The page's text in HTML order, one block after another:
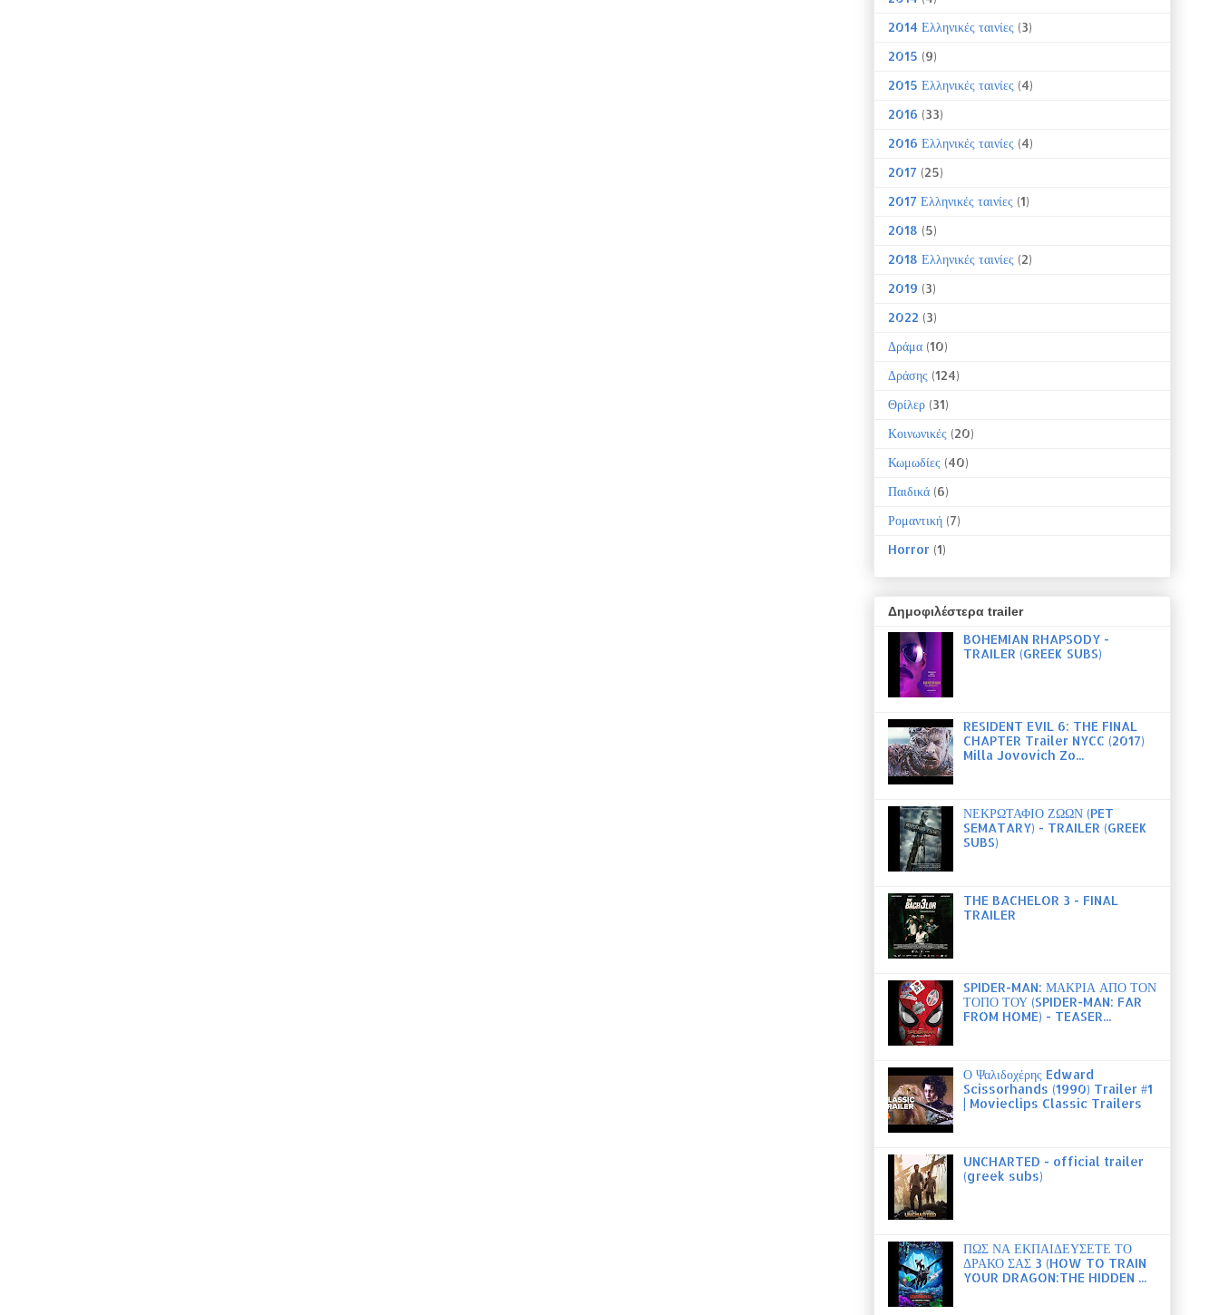
2014 Ελληνικές ταινίες (3)
2015 (9)
2015 Ελληνικές ταινίες (4)
2016 (33)
2016 Ελληνικές ταινίες (4)
2017 (25)
2017 Ελληνικές ταινίες (1)
2018 (5)
2018 Ελληνικές ταινίες (2)
2019 (3)
2022 (3)
Δράμα (10)
Δράσης (124)
Θρίλερ (31)
Κοινωνικές (20)
Κωμωδίες (40)
Παιδικά (6)
Ρομαντική (7)
Horror (1)
Δημοφιλέστερα trailer
BOHEMIAN RHAPSODY -
TRAILER (GREEK SUBS)
RESIDENT EVIL 6: THE FINAL
CHAPTER Trailer NYCC (2017)
Milla Jovovich Zo...
ΝΕΚΡΩΤΑΦΙΟ ΖΩΩΝ (PET
SEMATARY) - TRAILER (GREEK
SUBS)
THE BACHELOR 3 - FINAL
TRAILER
SPIDER-MAN: ΜΑΚΡΙΑ ΑΠΟ ΤΟΝ
ΤΟΠΟ ΤΟΥ (SPIDER-MAN: FAR
FROM HOME) - TEASER...
Ο Ψαλιδοχέρης Edward
Scissorhands (1990) Trailer #1
| Movieclips Classic Trailers
UNCHARTED - official trailer
(greek subs)
ΠΩΣ ΝΑ ΕΚΠΑΙΔΕΥΣΕΤΕ ΤΟ
ΔΡΑΚΟ ΣΑΣ 3 (HOW TO TRAIN
YOUR DRAGON:THE HIDDEN ...